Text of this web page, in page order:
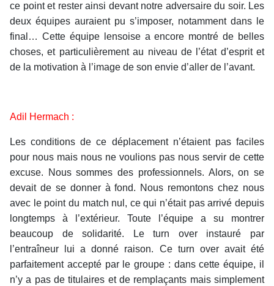
ce point et rester ainsi devant notre adversaire du soir. Les
deux équipes auraient pu s’imposer, notamment dans le
final… Cette équipe lensoise a encore montré de belles
choses, et particulièrement au niveau de l’état d’esprit et
de la motivation à l’image de son envie d’aller de l’avant.
Adil Hermach :
Les conditions de ce déplacement n’étaient pas faciles
pour nous mais nous ne voulions pas nous servir de cette
excuse. Nous sommes des professionnels. Alors, on se
devait de se donner à fond. Nous remontons chez nous
avec le point du match nul, ce qui n’était pas arrivé depuis
longtemps à l’extérieur. Toute l’équipe a su montrer
beaucoup de solidarité. Le turn over instauré par
l’entraîneur lui a donné raison. Ce turn over avait été
parfaitement accepté par le groupe : dans cette équipe, il
n’y a pas de titulaires et de remplaçants mais simplement